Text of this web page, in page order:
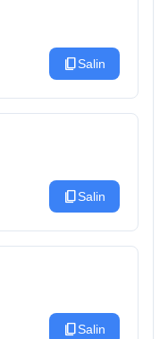
content_copySalin
content_copySalin
content_copySalin